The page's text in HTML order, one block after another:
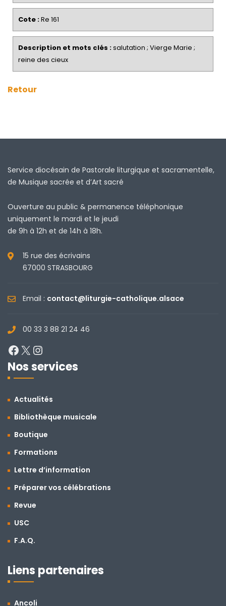
Cote :Re 161
Description et mots clés :salutation ; Vierge Marie ;
reine des cieux
Retour
Service diocésain de Pastorale liturgique et sacramentelle,
de Musique sacrée et d’Art sacré
Ouverture au public & permanence téléphonique
uniquement le mardi et le jeudi
de 9h à 12h et de 14h à 18h.
15 rue des écrivains
67000 STRASBOURG
Email : contact@liturgie-catholique.alsace
00 33 3 88 21 24 46
Facebook
X
Nos services
Actualités
Bibliothèque musicale
Boutique
Formations
Lettre d’information
Préparer vos célébrations
Revue
USC
F.A.Q.
Liens partenaires
Ancoli